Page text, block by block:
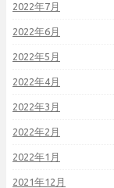
2022年7月
2022年6月
2022年5月
2022年4月
2022年3月
2022年2月
2022年1月
2021年12月